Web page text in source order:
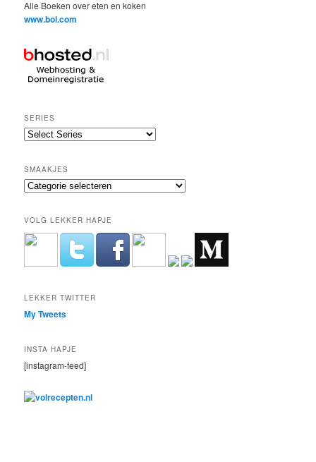
Alle Boeken over eten en koken
www.bol.com
SERIES
SMAAKJES
Smaakjes
VOLG LEKKER HAPJE
LEKKER TWITTER
My Tweets
INSTA HAPJE
[instagram-feed]